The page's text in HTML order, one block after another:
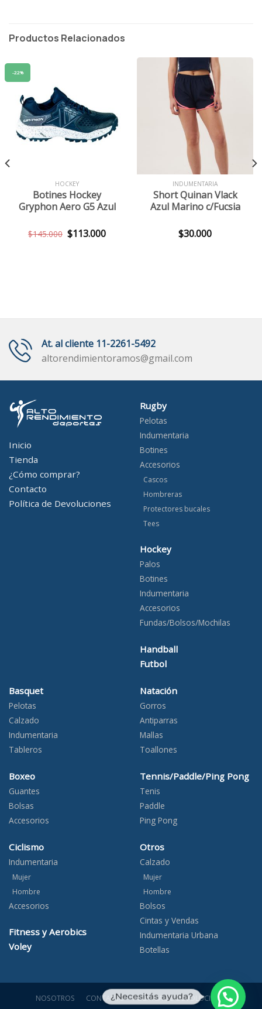
Productos Relacionados
-22%
HOCKEY
Botines Hockey
Gryphon Aero G5 Azul
$145.000 El
$113.000El
INDUMENTARIA
Short Quinan Vlack
Azul Marino c/Fucsia
$30.000
At. al cliente 11-2261-5492
altorendimientoramos@gmail.com
Inicio
Tienda
¿Cómo comprar?
Contacto
Política de Devoluciones
Rugby
Pelotas
Indumentaria
Botines
Accesorios
Cascos
Hombreras
Protectores bucales
Tees
Hockey
Palos
Botines
Indumentaria
Accesorios
Fundas/Bolsos/Mochilas
Handball
Futbol
Basquet
Pelotas
Calzado
Indumentaria
Tableros
Boxeo
Guantes
Bolsas
Accesorios
Ciclismo
Indumentaria
Mujer
Hombre
Accesorios
Fitness y Aerobics
Voley
Natación
Gorros
Antiparras
Mallas
Toallones
Tennis/Paddle/Ping Pong
Tenis
Paddle
Ping Pong
Otros
Calzado
Mujer
Hombre
Bolsos
Cintas y Vendas
Indumentaria Urbana
Botellas
NOSOTROS CONTACTO POLÍTICA DE DEVOLUCIONES
¿Necesitás ayuda?